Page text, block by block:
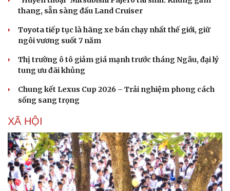
Sức khỏe
Dinh dưỡng - món ngon
Sản phụ khoa
Nhi khoa
Nam khoa
Làm đẹp - giảm cân
Phòng mạch online
Ăn sạch sống khỏe
Đời sống
thang, sẵn sàng đấu Land Cruiser
Toyota tiếp tục là hãng xe bán chạy nhất thế giới, giữ
ngôi vương suốt 7 năm
Thị trường ô tô giảm giá mạnh trước tháng Ngâu, đại lý
tung ưu đãi khủng
Chung kết Lexus Cup 2026 – Trải nghiệm phong cách
sống sang trọng
XÃ HỘI